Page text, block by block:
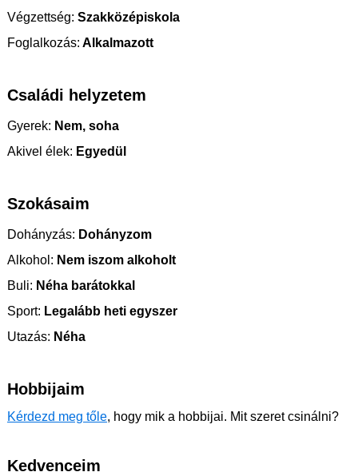
Végzettség: Szakközépiskola
Foglalkozás: Alkalmazott
Családi helyzetem
Gyerek: Nem, soha
Akivel élek: Egyedül
Szokásaim
Dohányzás: Dohányzom
Alkohol: Nem iszom alkoholt
Buli: Néha barátokkal
Sport: Legalább heti egyszer
Utazás: Néha
Hobbijaim
Kérdezd meg tőle, hogy mik a hobbijai. Mit szeret csinálni?
Kedvenceim